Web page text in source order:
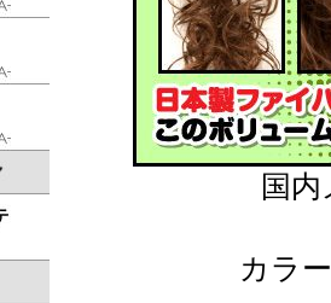
国
カラ